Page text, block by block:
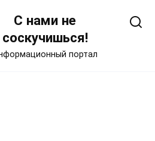
С нами не
соскучишься!
портал